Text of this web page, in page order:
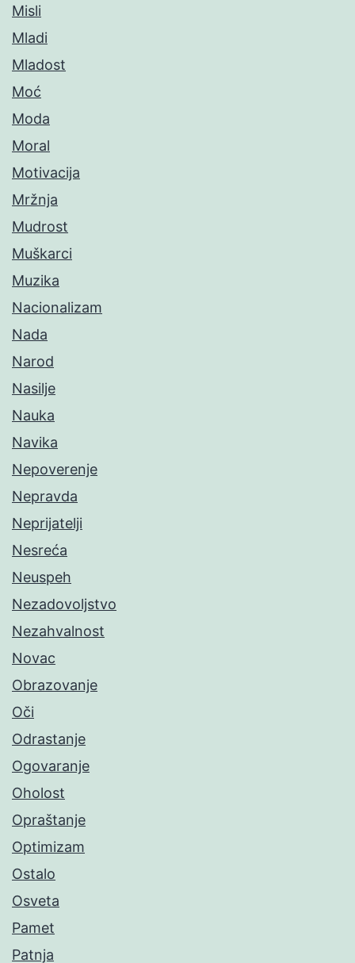
Misli
Mladi
Mladost
Moć
Moda
Moral
Motivacija
Mržnja
Mudrost
Muškarci
Muzika
Nacionalizam
Nada
Narod
Nasilje
Nauka
Navika
Nepoverenje
Nepravda
Neprijatelji
Nesreća
Neuspeh
Nezadovoljstvo
Nezahvalnost
Novac
Obrazovanje
Oči
Odrastanje
Ogovaranje
Oholost
Opraštanje
Optimizam
Ostalo
Osveta
Pamet
Patnja